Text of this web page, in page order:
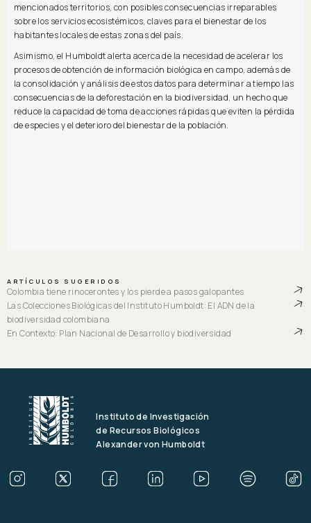
mencionados territorios, con posibles consecuencias irreparables
sobre los servicios ecosistémicos, claves para el bienestar de los
habitantes locales de estas zonas del país.
Asimismo, el Humboldt alerta acerca de la necesidad de acelerar los
procesos de obtención de información biológica en campo, además de
la consolidación y análisis de estos datos para determinar a tiempo las
consecuencias de la deforestación en la biodiversidad, un hecho que
reduce la capacidad de toma de acciones rápidas que eviten la pérdida
de especies y el deterioro del bienestar de la población.
ARTÍCULOS SUGERIDOS
Colombia tiene rinocerontes y los pierde a pasos galopantes
Las Colecciones Biológicas del Instituto Humboldt: El ADN de la
biodiversidad colombiana
En Contexto: Plan Nacional de Desarrollo y biodiversidad
Instituto de Investigación
de Recursos Biológicos
Alexander von Humboldt